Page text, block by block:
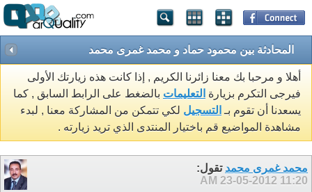
المحادثة بين محمود حماد و محمد غمرى محمد
أهلا و مرحبا بك معنا زائرنا الكريم , إذا كانت هذه زيارتك الأولى
فيرجى التكرم بزيارة التعليمات بالضغط على الرابط السابق , كما
يسعدنا أن تقوم بـ التسجيل لكي تتمكن من المشاركة معنا , لبدء
مشاهدة المواضيع قم باختيار المنتدى الذي تريد زيارته .
محمد غمرى محمد تقول:
23-05-2012 11:20 AM